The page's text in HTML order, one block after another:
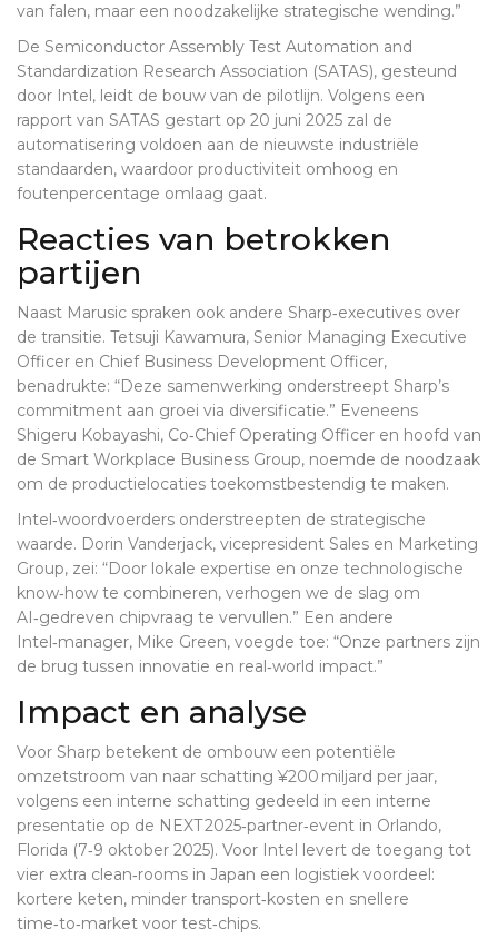
van falen, maar een noodzakelijke strategische wending.”
De Semiconductor Assembly Test Automation and
Standardization Research Association (SATAS), gesteund
door Intel, leidt de bouw van de pilotlijn. Volgens een
rapport van SATAS gestart op 20 juni 2025 zal de
automatisering voldoen aan de nieuwste industriële
standaarden, waardoor productiviteit omhoog en
foutenpercentage omlaag gaat.
Reacties van betrokken
partijen
Naast Marusic spraken ook andere Sharp‑executives over
de transitie. Tetsuji Kawamura, Senior Managing Executive
Officer en Chief Business Development Officer,
benadrukte: “Deze samenwerking onderstreept Sharp’s
commitment aan groei via diversificatie.” Eveneens
Shigeru Kobayashi, Co‑Chief Operating Officer en hoofd van
de Smart Workplace Business Group, noemde de noodzaak
om de productielocaties toekomstbestendig te maken.
Intel‑woordvoerders onderstreepten de strategische
waarde. Dorin Vanderjack, vicepresident Sales en Marketing
Group, zei: “Door lokale expertise en onze technologische
know‑how te combineren, verhogen we de slag om
AI‑gedreven chipvraag te vervullen.” Een andere
Intel‑manager, Mike Green, voegde toe: “Onze partners zijn
de brug tussen innovatie en real‑world impact.”
Impact en analyse
Voor Sharp betekent de ombouw een potentiële
omzetstroom van naar schatting ¥200 miljard per jaar,
volgens een interne schatting gedeeld in een interne
presentatie op de NEXT 2025‑partner‑event in Orlando,
Florida (7‑9 oktober 2025). Voor Intel levert de toegang tot
vier extra clean‑rooms in Japan een logistiek voordeel:
kortere keten, minder transport‑kosten en snellere
time‑to‑market voor test‑chips.